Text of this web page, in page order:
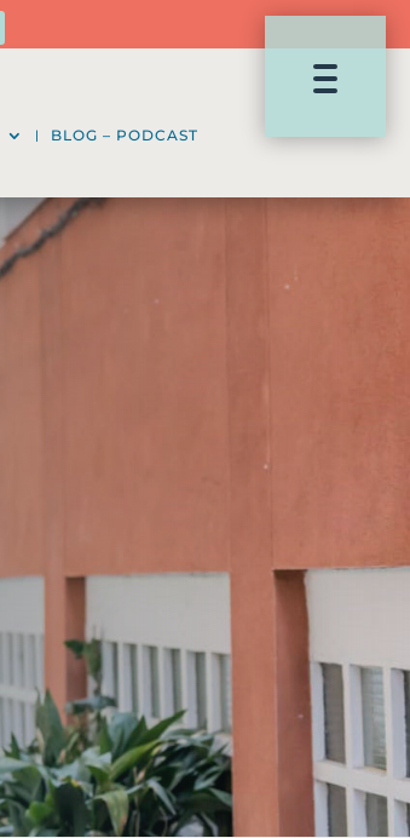
BLOG – PODCAST